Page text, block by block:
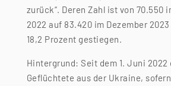
zurück“. Deren Zahl ist von 70.550
2022 auf 83.420 im Dezember
18,2 Prozent gestiegen.
Hintergrund: Seit dem 1. Juni 2022
Geflüchtete aus der Ukraine,